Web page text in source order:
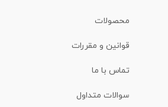
محصولات
قوانین و مقررات
تماس با ما
سوالات متداول